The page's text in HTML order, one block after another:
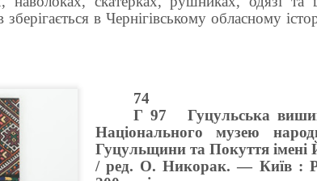
зберігається в Чернігівському обласному
74
Г 97
Гуцульська
Національного музею
Гуцульщини та Покуття імені
/ ред. О. Никорак. — Київ :